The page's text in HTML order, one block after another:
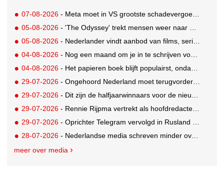
07-08-2026 - Meta moet in VS grootste schadevergoeding ooit betalen: 567 miljoen dollar
05-08-2026 - 'The Odyssey' trekt mensen weer naar de bioscoop
05-08-2026 - Nederlander vindt aanbod van films, series en sport vaak versnipperd
04-08-2026 - Nog een maand om je in te schrijven voor de Mercurs 2026
04-08-2026 - Het papieren boek blijft populairst, ondanks digitale alternatieven
29-07-2026 - Ongehoord Nederland moet terugvordering betalen aan Commissariaat voor de Media
29-07-2026 - Dit zijn de halfjaarwinnaars voor de nieuwe Ster Goede Loeki 2026
29-07-2026 - Rennie Rijpma vertrekt als hoofdredacteur van het AD
29-07-2026 - Oprichter Telegram vervolgd in Rusland voor 'hulp aan terroristen'
28-07-2026 - Nederlandse media schreven minder over dit WK
meer over media